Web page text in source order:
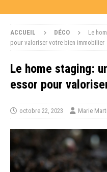
ACCUEIL DÉCO
Le
pour valoriser votre bien immobilier
Le home staging:
essor pour
octobre 22, 2023 Marie